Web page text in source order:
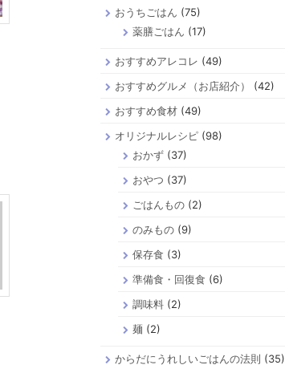
おうちごはん (75)
薬膳ごはん (17)
おすすめアレコレ (49)
おすすめグルメ（お店紹介）
(42)
おすすめ食材(49)
オリジナルレシピ(98)
おかず(37)
おやつ (37)
ごはんもの(2)
のみもの(9)
保存食 (3)
準備食・回復食 (6)
調味料(2)
麺 (2)
からだにうれしいごはんの法則 (35)